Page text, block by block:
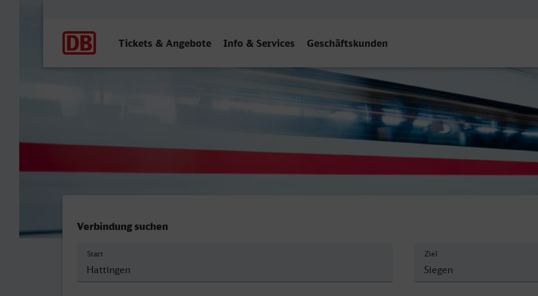
Tickets & Angebote Info & Services Geschäftskunden
Hattingen (Ruhr) - Siegen Hbf
Verbindung suchen
Start Ziel